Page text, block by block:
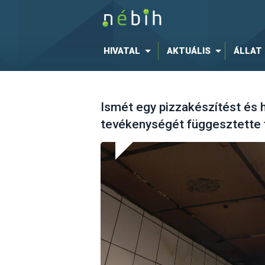
HIVATAL AKTUÁLIS ÁLLAT
Ismét egy pizzakészítést és
tevékenységét függesztette